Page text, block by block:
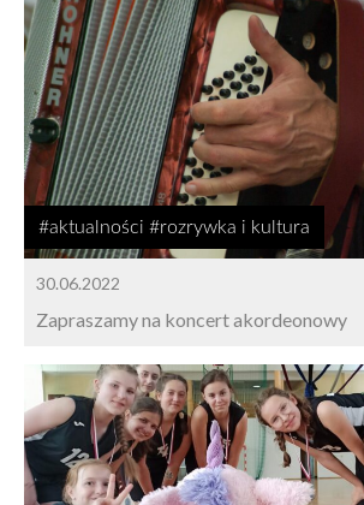
#aktualności #rozrywka i kultura
30.06.2022
Zapraszamy na koncert akordeonowy